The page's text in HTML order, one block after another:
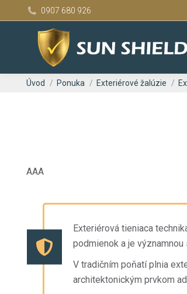
0907 680 926
You are here:
Úvod Ponuka Exteriérové žalúzie
AAA
Exteriérová tieniaca
podmienok a je
V tradičním poňatí plnia
architektonickým prvkom